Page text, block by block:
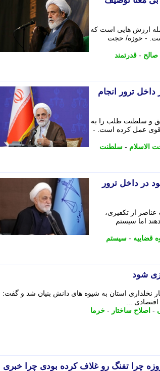
ارزش هایی است که
- حوزه/ حجت
- قدرتمند
ترور انجام
و سلطنت طلب را به
قوی عمل کرده است. -
الاسلام - سلطنت
در داخل ترور
از تکفیری،
اما سیستم
قضاییه - سیستم
شود
نخلداری استان به شیوه های دانش بنیان شد و گفت:
...
- اصلاح ساختار - خرما
سنگین رشیدی کوچی به رسایی: توی جنگ 12 روزه چرا تفنگ رو غلاف کرده بودی چرا خبری